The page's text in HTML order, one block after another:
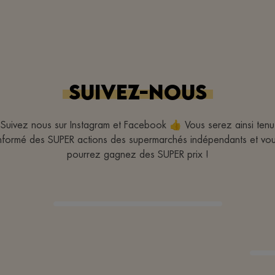
SUIVEZ-NOUS
Suivez nous sur Instagram et Facebook 👍 Vous serez ainsi tenu
des SUPER actions des supermarchés indépendants et
pourrez gagnez des SUPER prix !